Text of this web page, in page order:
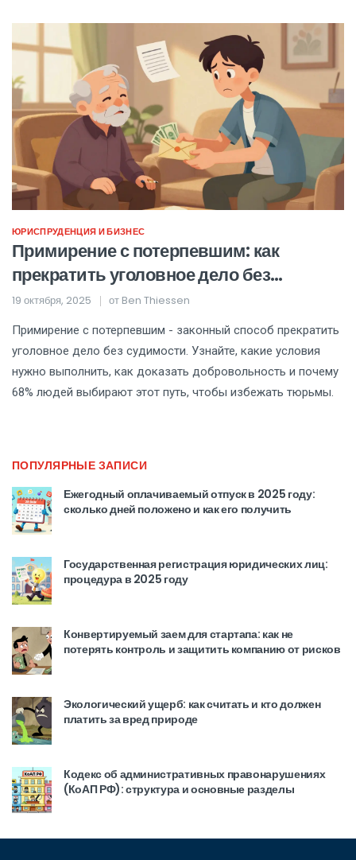
ЮРИСПРУДЕНЦИЯ И БИЗНЕС
Примирение с потерпевшим: как
прекратить уголовное дело без
судимости
19 октября, 2025 от Ben Thiessen
Примирение с потерпевшим - законный способ прекратить
уголовное дело без судимости. Узнайте, какие условия
нужно выполнить, как доказать добровольность и почему
68% людей выбирают этот путь, чтобы избежать тюрьмы.
ПОПУЛЯРНЫЕ ЗАПИСИ
Ежегодный оплачиваемый отпуск в 2025 году:
сколько дней положено и как его получить
Государственная регистрация юридических лиц:
процедура в 2025 году
Конвертируемый заем для стартапа: как не
потерять контроль и защитить компанию от рисков
Экологический ущерб: как считать и кто должен
платить за вред природе
Кодекс об административных правонарушениях
(КоАП РФ): структура и основные разделы